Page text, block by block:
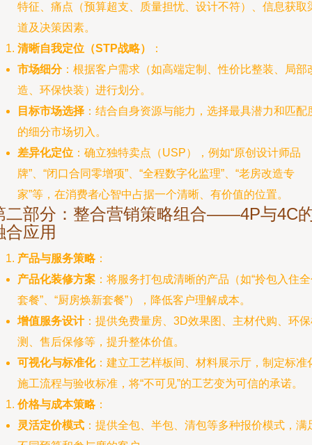
特征、痛点（预算超支、质量担忧、设计不符）、信息获取
道及决策因素。
清晰自我定位（STP战略）
：
市场细分：根据客户需求（如高端定制、性价比整装、局部
造、环保快装）进行划分。
目标市场选择 ：结合自身资源与能力，选择最具潜力和匹配
的细分市场切入。
差异化定位 ：确立独特卖点（USP），例如“原创设计师品
牌”、“闭口合同零增项”、“全程数字化监理”、“老房改造专
家”等，在消费者心智中占据一个清晰、有价值的位置。
二部分：整合营销策略组合——4P与4C
合应用
产品与服务策略：
产品化装修方案 ：将服务打包成清晰的产品（如“拎包入住
套餐”、“厨房焕新套餐”），降低客户理解成本。
增值服务设计：提供免费量房、3D效果图、主材代购、环
测、售后保修等，提升整体价值。
可视化与标准化：建立工艺样板间、材料展示厅，制定标准
施工流程与验收标准，将“不可见”的工艺变为可信的承诺。
价格与成本策略：
灵活定价模式 ：提供全包、半包、清包等多种报价模式，满